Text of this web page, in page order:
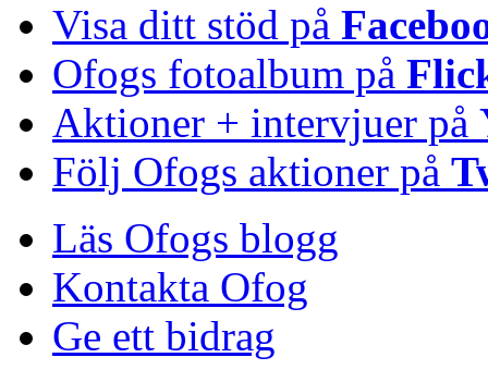
Visa ditt stöd på
Ofogs fotoalbum på
Aktioner + intervjuer på
Följ Ofogs aktioner på
Läs Ofogs blogg
Kontakta Ofog
Ge ett bidrag